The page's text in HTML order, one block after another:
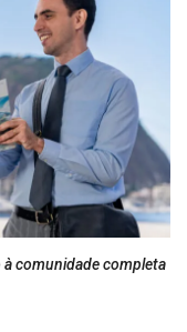
comunidade completa